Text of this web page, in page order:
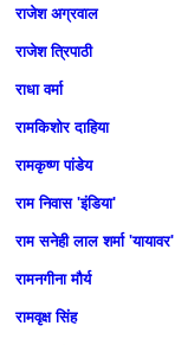
राजेश अग्रवाल
राजेश त्रिपाठी
राधा वर्मा
रामकिशोर दाहिया
रामकृष्ण पांडेय
राम निवास 'इंडिया'
राम सनेही लाल शर्मा 'यायावर'
रामनगीना मौर्य
रामवृक्ष सिंह